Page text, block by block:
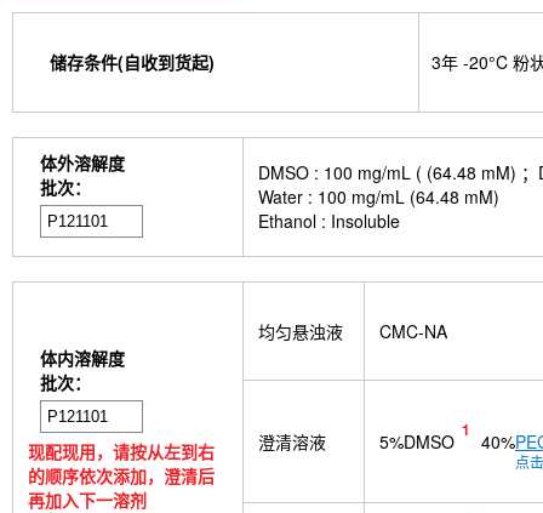
储存条件(自收到货起) 3年 -20°C 粉
体外溶解度
批次：
DMSO : 100 mg/mL ( (64.48 mM)
Water : 100 mg/mL (64.48 mM)
Ethanol : Insoluble
体内溶解度
批次：
现配现用，请按从左到右
的顺序依次添加，澄清后
再加入下一溶剂
均匀悬浊液 CMC-NA
澄清溶液 5%DMSO 1 40%
点